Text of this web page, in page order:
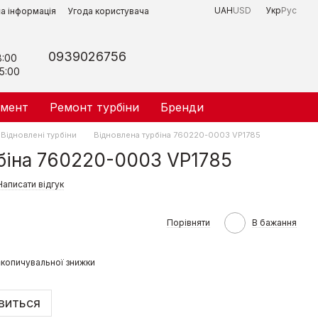
інформація Угода користувача UAHUSD УкрРус
0939026756
Ремонт турбіни Бренди
Відновлені турбіни Відновлена турбіна 760220-0003 VP1785
760220-0003 VP1785
відгук
Порівняти В бажання
знижки